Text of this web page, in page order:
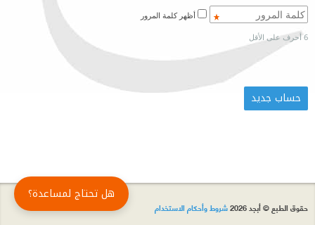
6 أحرف على الأقل
حقوق الطبع © أبجد 2026 شروط وأحكام الاستخدام
هل تحتاج لمساعدة؟